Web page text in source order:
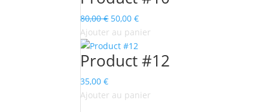
80,00€ Le
prix
initial
était :
50,00€Le
prix
est :
Ajouter au panier
Product #12
35,00€
Ajouter au panier